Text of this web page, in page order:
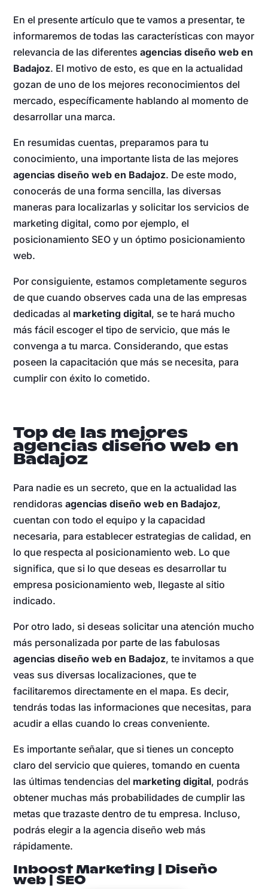
En el presente artículo que te vamos a presentar, te
informaremos de todas las características con mayor
relevancia de las diferentesagencias diseño web en
Badajoz. El motivo de esto, es que en la actualidad
gozan de uno de los mejores reconocimientos del
mercado, específicamente hablando al momento de
desarrollar una marca.
En resumidas cuentas, preparamos para tu
conocimiento, una importante lista de las mejores
agencias diseño web en Badajoz. De este modo,
conocerás de una forma sencilla, las diversas
maneras para localizarlas y solicitar los servicios de
marketing digital, como por ejemplo, el
posicionamiento SEO y un óptimo posicionamiento
web.
Por consiguiente, estamos completamente seguros
de que cuando observes cada una de las empresas
dedicadas al marketing digital, se te hará mucho
más fácil escoger el tipo de servicio, que más le
convenga a tu marca. Considerando, que estas
poseen la capacitación que más se necesita, para
cumplir con éxito lo cometido.
Top de las mejores
agencias diseño web en
Badajoz
Para nadie es un secreto, que en la actualidad las
rendidorasagencias diseño web en Badajoz,
cuentan con todo el equipo y la capacidad
necesaria, para establecer estrategias de calidad, en
lo que respecta al posicionamiento web. Lo que
significa, que si lo que deseas es desarrollar tu
empresa posicionamiento web, llegaste al sitio
indicado.
Por otro lado, si deseas solicitar una atención mucho
más personalizada por parte de las fabulosas
agencias diseño web en Badajoz, te invitamos a que
veas sus diversas localizaciones, que te
facilitaremos directamente en el mapa. Es decir,
tendrás todas las informaciones que necesitas, para
acudir a ellas cuando lo creas conveniente.
Es importante señalar, que si tienes un concepto
claro del servicio que quieres, tomando en cuenta
las últimas tendencias del marketing digital, podrás
obtener muchas más probabilidades de cumplir las
metas que trazaste dentro de tu empresa. Incluso,
podrás elegir a la agencia diseño web más
rápidamente.
Inboost Marketing | Diseño
web | SEO